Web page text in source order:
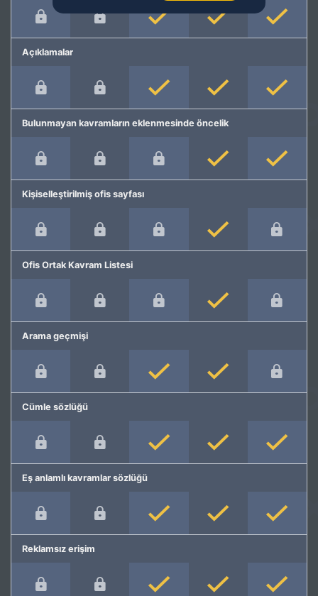
Açıklamalar
Bulunmayan kavramların eklenmesinde öncelik
Kişiselleştirilmiş ofis sayfası
Ofis Ortak Kavram Listesi
Arama geçmişi
Cümle sözlüğü
Eş anlamlı kavramlar sözlüğü
Reklamsız erişim